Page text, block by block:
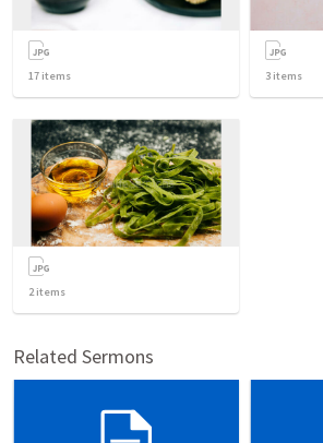
17 items 3 items
2items
Related Sermons